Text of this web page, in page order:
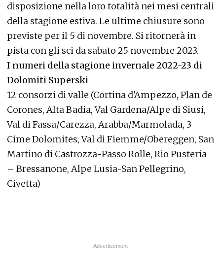
disposizione nella loro totalità nei mesi centrali
della stagione estiva. Le ultime chiusure sono
previste per il 5 di novembre. Si ritornerà in
pista con gli sci da sabato 25 novembre 2023.
I numeri della stagione invernale 2022-23 di
Dolomiti Superski
12 consorzi di valle (Cortina d'Ampezzo, Plan de
Corones, Alta Badia, Val Gardena/Alpe di Siusi,
Val di Fassa/Carezza, Arabba/Marmolada, 3
Cime Dolomites, Val di Fiemme/Obereggen, San
Martino di Castrozza-Passo Rolle, Rio Pusteria
– Bressanone, Alpe Lusia-San Pellegrino,
Civetta)